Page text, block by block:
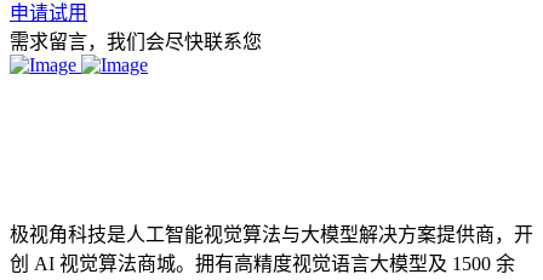
申请试用
需求留言，我们会尽快联系您
极视角科技是人工智能视觉算法与大模型解决方案提供商，开
创 AI 视觉算法商城。拥有高精度视觉语言大模型及 1500 余